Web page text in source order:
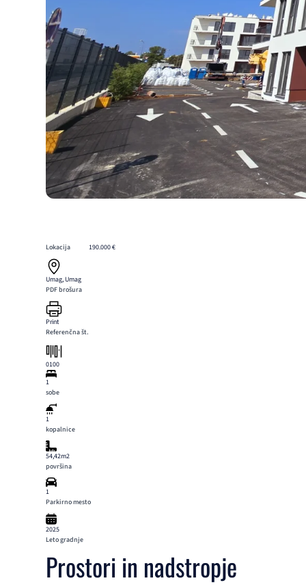
Lokacija
Umag, Umag
PDF brošura
Print
Referenčna št.
0100
190.000 €
1
sobe
1
kopalnice
54,42m2
površina
1
Parkirno mesto
2025
Leto gradnje
Prostori in nadstropje